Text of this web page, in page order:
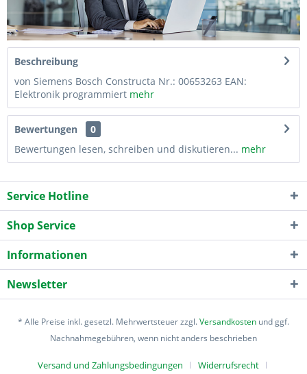
Beschreibung
von Siemens Bosch Constructa Nr.: 00653263 EAN:
Elektronik programmiert mehr
Bewertungen
0
Bewertungen lesen, schreiben und diskutieren... mehr
Service Hotline
Shop Service
Informationen
Newsletter
* Alle Preise inkl. gesetzl. Mehrwertsteuer zzgl.Versandkosten und ggf.
Nachnahmegebühren, wenn nicht anders beschrieben
Versand und Zahlungsbedingungen Widerrufsrecht